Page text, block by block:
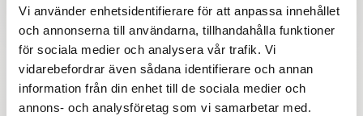
Vi använder enhetsidentifierare för att anpassa innehållet
och annonserna till användarna, tillhandahålla funktioner
för sociala medier och analysera vår trafik. Vi
vidarebefordrar även sådana identifierare och annan
information från din enhet till de sociala medier och
annons- och analysföretag som vi samarbetar med.
Hem